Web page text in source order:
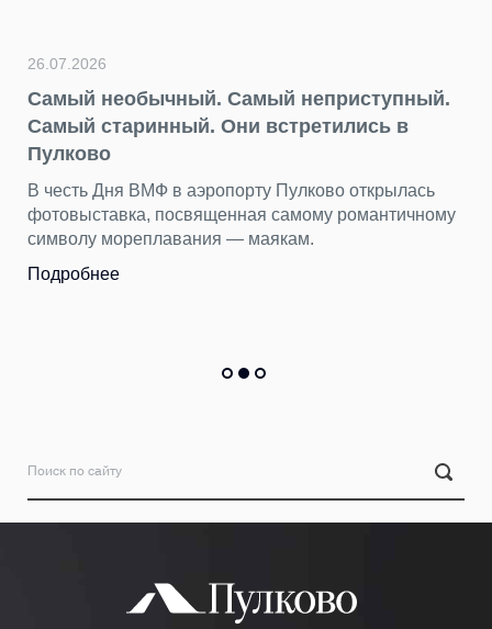
26.07.2026
Самый необычный. Самый неприступный.
Самый старинный. Они встретились в
Пулково
В честь Дня ВМФ в аэропорту Пулково открылась
фотовыставка, посвященная самому романтичному
символу мореплавания — маякам.
Подробнее